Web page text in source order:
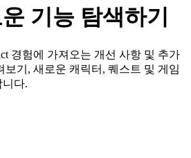
기능 탐색하기
경험에 가져오는 개선 사항 및 추가
보기, 새로운 캐릭터, 퀘스트 및 게임
다.